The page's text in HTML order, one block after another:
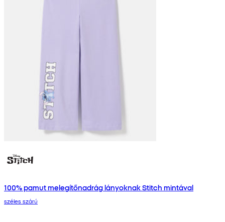
100% pamut melegítőnadrág lányoknak Stitch mintával
széles szárú